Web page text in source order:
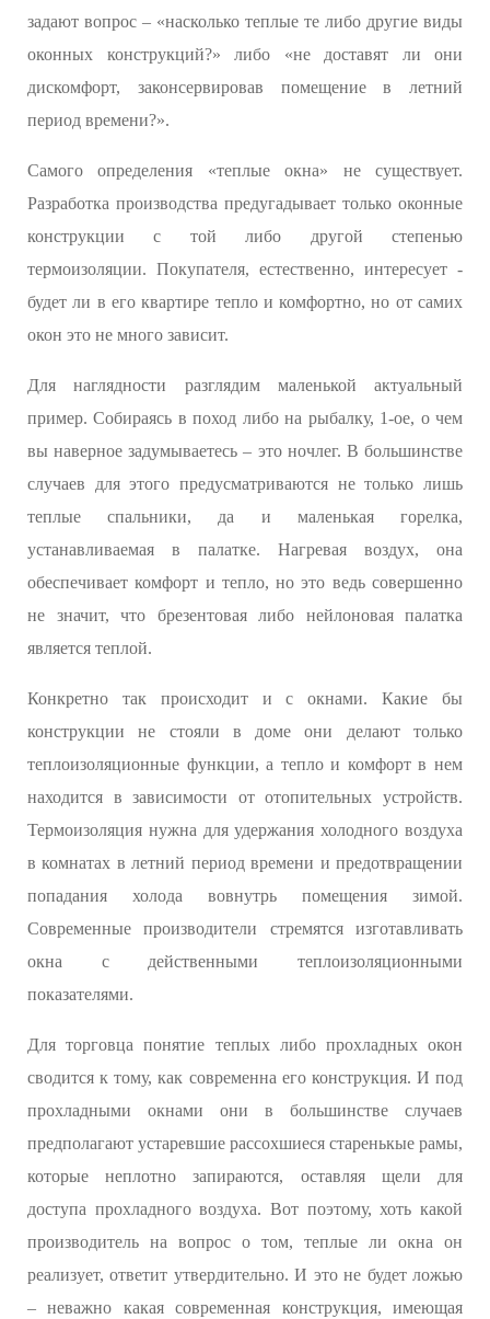
задают вопрос – «насколько теплые те либо другие виды
оконных конструкций?» либо «не доставят ли они
дискомфорт, законсервировав помещение в летний
период времени?».
Самого определения «теплые окна» не существует.
Разработка производства предугадывает только оконные
конструкции с той либо другой степенью
термоизоляции. Покупателя, естественно, интересует -
будет ли в его квартире тепло и комфортно, но от самих
окон это не много зависит.
Для наглядности разглядим маленькой актуальный
пример. Собираясь в поход либо на рыбалку, 1-ое, о чем
вы наверное задумываетесь – это ночлег. В большинстве
случаев для этого предусматриваются не только лишь
теплые спальники, да и маленькая горелка,
устанавливаемая в палатке. Нагревая воздух, она
обеспечивает комфорт и тепло, но это ведь совершенно
не значит, что брезентовая либо нейлоновая палатка
является теплой.
Конкретно так происходит и с окнами. Какие бы
конструкции не стояли в доме они делают только
теплоизоляционные функции, а тепло и комфорт в нем
находится в зависимости от отопительных устройств.
Термоизоляция нужна для удержания холодного воздуха
в комнатах в летний период времени и предотвращении
попадания холода вовнутрь помещения зимой.
Современные производители стремятся изготавливать
окна с действенными теплоизоляционными
показателями.
Для торговца понятие теплых либо прохладных окон
сводится к тому, как современна его конструкция. И под
прохладными окнами они в большинстве случаев
предполагают устаревшие рассохшиеся старенькые рамы,
которые неплотно запираются, оставляя щели для
доступа прохладного воздуха. Вот поэтому, хоть какой
производитель на вопрос о том, теплые ли окна он
реализует, ответит утвердительно. И это не будет ложью
– неважно какая современная конструкция, имеющая